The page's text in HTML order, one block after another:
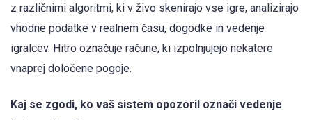
z različnimi algoritmi, ki v živo skenirajo vse igre, analizirajo
vhodne podatke v realnem času, dogodke in vedenje
igralcev. Hitro označuje račune, ki izpolnjujejo nekatere
vnaprej določene pogoje.
Kaj se zgodi, ko vaš sistem opozoril označi vedenje